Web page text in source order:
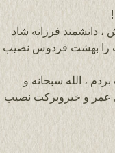
دانشمند فرزانه شاد
را بهشت فردوس نصیب
آن لذت بردم ، الله سبحانه و
و خیروبرکت نصیب